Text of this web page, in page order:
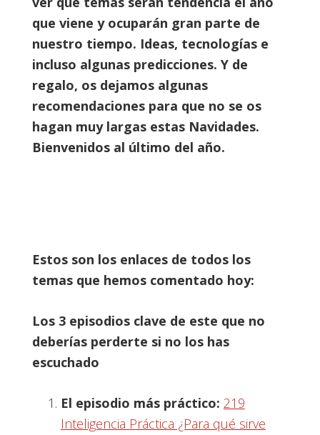
que viene y ocuparán gran parte de
nuestro tiempo. Ideas, tecnologías e
incluso algunas predicciones. Y de
regalo, os dejamos algunas
recomendaciones para que no se os
hagan muy largas estas Navidades.
Bienvenidos al último del año.
Estos son los enlaces de todos los
temas que hemos comentado hoy:
Los 3 episodios clave de este que no
deberías perderte si no los has
escuchado
El episodio más práctico: 219
Inteligencia Práctica ¿Para qué sirve